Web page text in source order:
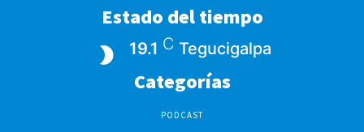
Estado del tiempo
19.1 C Tegucigalpa
Categorías
PODCAST